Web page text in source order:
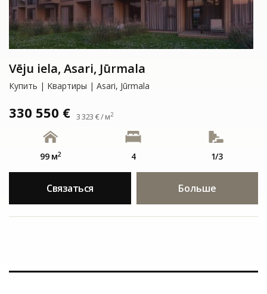
Vēju iela, Asari, Jūrmala
Купить | Kвартиры | Asari, Jūrmala
330 550 € 3 323 € / м2
99 м2 4 1/3
Связаться Больше